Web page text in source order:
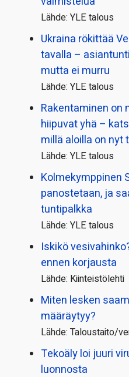
Lähde: YLE talous
Ukraina rökittää
tavalla –
mutta ei murru
Lähde: YLE talous
Rakentaminen on
hiipuvat yhä –
millä aloilla on nyt
Lähde: YLE talous
Kolmekymppinen
panostetaan, ja
tuntipalkka
Lähde: YLE talous
Iskikö
ennen korjausta
Lähde: Kiinteistölehti
Miten lesken
määräytyy?
Lähde: Taloustaito/
Tekoäly loi juuri
luonnosta